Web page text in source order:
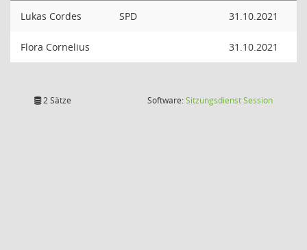
Lukas Cordes SPD 31.10.2021
Flora Cornelius 31.10.2021
2 Sätze Software:SitzungsdienstSession(Wird in